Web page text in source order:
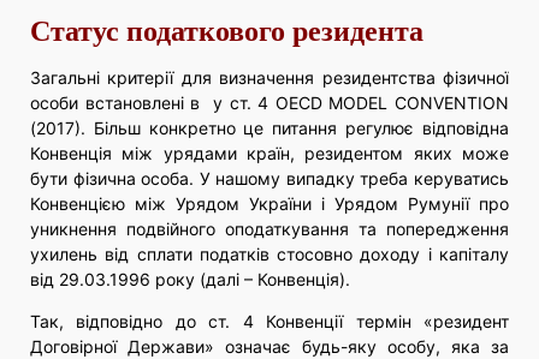
Статус податкового резидента
Загальні критерії для визначення резидентства фізичної
особи встановлені в у ст. 4 OECD MODEL CONVENTION
(2017). Більш конкретно це питання регулює відповідна
Конвенція між урядами країн, резидентом яких може
бути фізична особа. У нашому випадку треба керуватись
Конвенцією між Урядом України і Урядом Румунії про
уникнення подвійного оподаткування та попередження
ухилень від сплати податків стосовно доходу і капіталу
від 29.03.1996 року (далі – Конвенція).
Так, відповідно до ст. 4 Конвенції термін «резидент
Договірної Держави» означає будь-яку особу, яка за